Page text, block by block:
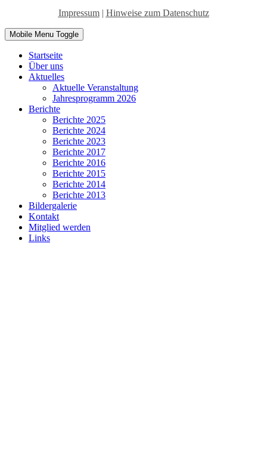
Impressum| Hinweise zum Datenschutz
Mobile Menu Toggle
Startseite
Über uns
Aktuelles
Aktuelle Veranstaltung
Jahresprogramm 2026
Berichte
Berichte 2025
Berichte 2024
Berichte 2023
Berichte 2017
Berichte 2016
Berichte 2015
Berichte 2014
Berichte 2013
Bildergalerie
Kontakt
Mitglied werden
Links